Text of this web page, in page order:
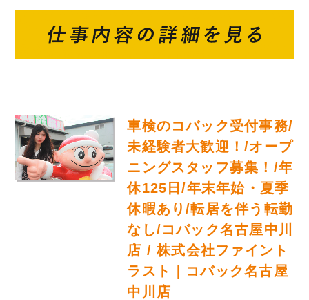
車検のコバック受付事務/
未経験者大歓迎！/オープ
ニングスタッフ募集！/年
休125日/年末年始・夏季
休暇あり/転居を伴う転勤
なし/コバック名古屋中川
店 / 株式会社ファイント
ラスト｜コバック名古屋
中川店